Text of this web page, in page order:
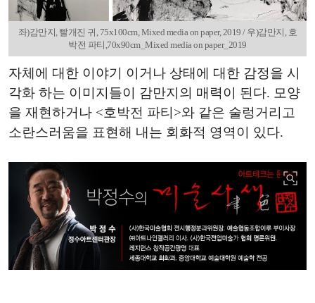
좌)감만지, 빨개진 귀, 75x100cm, Mixed media on paper, 2019 / 우)감만지, 호
박전 파티,70x90cm_Mixed media on paper_2019
자체에 대한 이야기 이거나 상태에 대한 감정을 시
각화 하는 이미지들이 감만지의 매력이 된다. 모양
을 재현하거나 <호박전 파티>와 같은 술렁거리고
소란스러움을 표현해 내는 회화적 영역이 있다.